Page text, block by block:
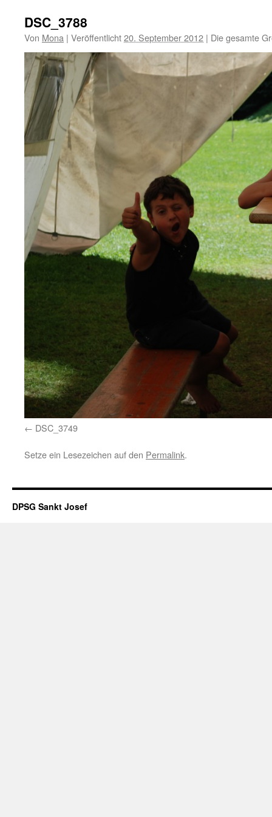
DSC_3788
Von Mona | Veröffentlicht20. September 2012 | Die gesamte
DSC_3749
Setze ein Lesezeichen auf den Permalink.
DPSG Sankt Josef